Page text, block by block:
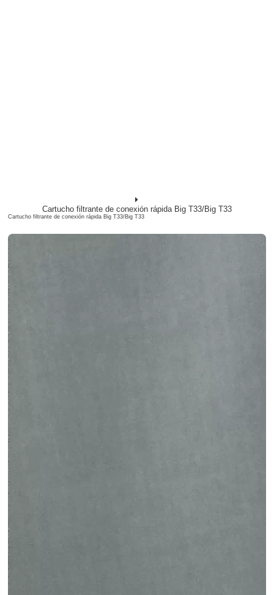
Cartucho filtrante de conexión rápida Big T33/Big T33
Cartucho filtrante de conexión rápida Big T33/Big T33